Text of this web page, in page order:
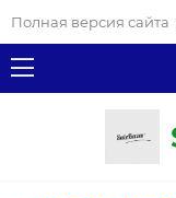
Полная версия сайта